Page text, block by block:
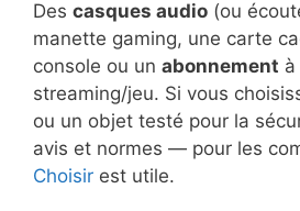
Des casques audio (ou
manette gaming, une carte
console ou un abonnement
streaming/jeu. Si vous
ou un objet testé pour la
avis et normes — pour les
Choisir est utile.